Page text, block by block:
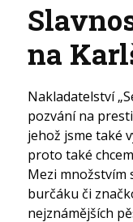
na
Nakladatelství
pozvání na
jehož jsme také
proto také
Mezi množstvím
burčáku či
nejznámějších